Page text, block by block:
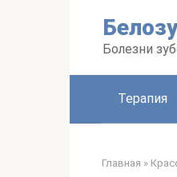
Болезни
Терапия
Главная »